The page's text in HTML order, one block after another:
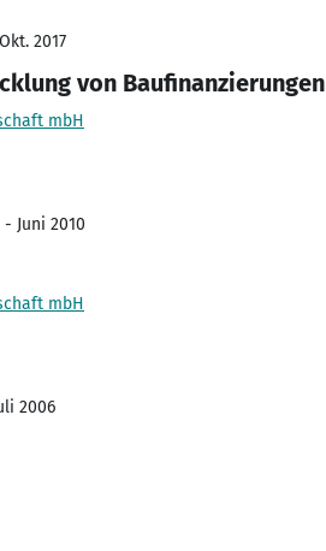
2017
von Baufinanzierungen
mbH
Juni 2010
mbH
2006